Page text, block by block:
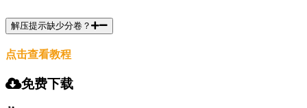
解压提示缺少分卷？
点击查看教程
免费下载